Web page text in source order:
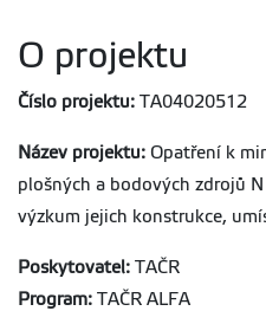
O projektu
Číslo projektu: TA04020512
Název projektu: Opatření k
plošných a bodových zdrojů
výzkum jejich konstrukce,
Poskytovatel: TAČR
Program: TAČR ALFA